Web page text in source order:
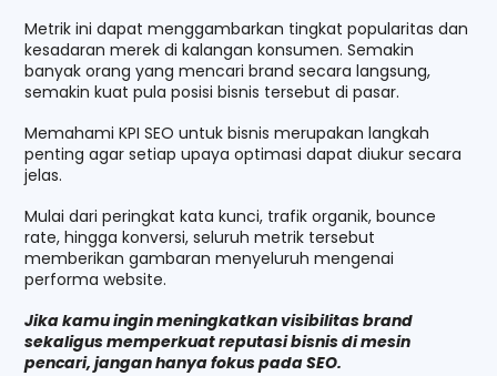
Metrik ini dapat menggambarkan tingkat popularitas dan
kesadaran merek di kalangan konsumen. Semakin
banyak orang yang mencari brand secara langsung,
semakin kuat pula posisi bisnis tersebut di pasar.
Memahami KPI SEO untuk bisnis merupakan langkah
penting agar setiap upaya optimasi dapat diukur secara
jelas.
Mulai dari peringkat kata kunci, trafik organik, bounce
rate, hingga konversi, seluruh metrik tersebut
memberikan gambaran menyeluruh mengenai
performa website.
Jika kamu ingin meningkatkan visibilitas brand
sekaligus memperkuat reputasi bisnis di mesin
pencari, jangan hanya fokus pada SEO.